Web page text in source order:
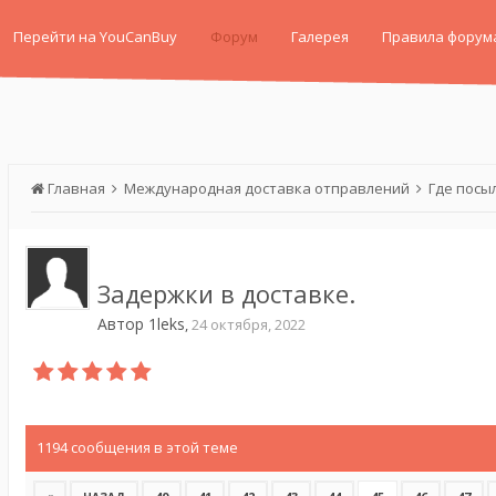
Перейти на YouCanBuy Форум Галерея Правила
Главная Международная доставка отправлений Где
Задержки в доставке.
Автор 1leks,24 октября, 2022
1194 сообщения в этой теме